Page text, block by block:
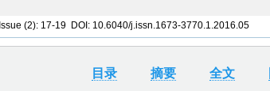
Issue (2): 17-19 DOI: 10.6040/j.issn.1673-3770.1.2016.05
目录 摘要 全文